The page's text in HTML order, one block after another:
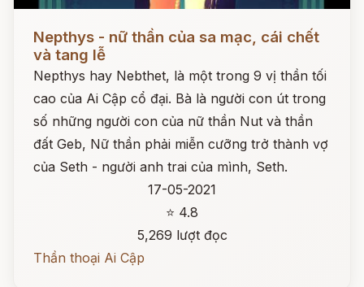
Nepthys - nữ thần của sa mạc, cái chết
và tang lễ
Nepthys hay Nebthet, là một trong 9 vị thần tối
cao của Ai Cập cổ đại. Bà là người con út trong
số những người con của nữ thần Nut và thần
đất Geb, Nữ thần phải miễn cưỡng trở thành vợ
của Seth - người anh trai của mình, Seth.
17-05-2021
⭐ 4.8
5,269 lượt đọc
Thần thoại Ai Cập